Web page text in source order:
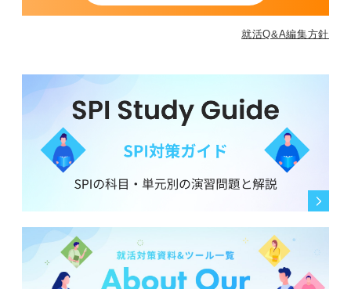
就活Q&A編集方針